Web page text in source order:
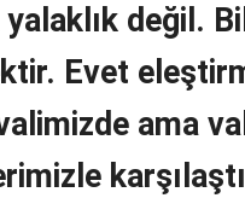
değil.
Evet
ama